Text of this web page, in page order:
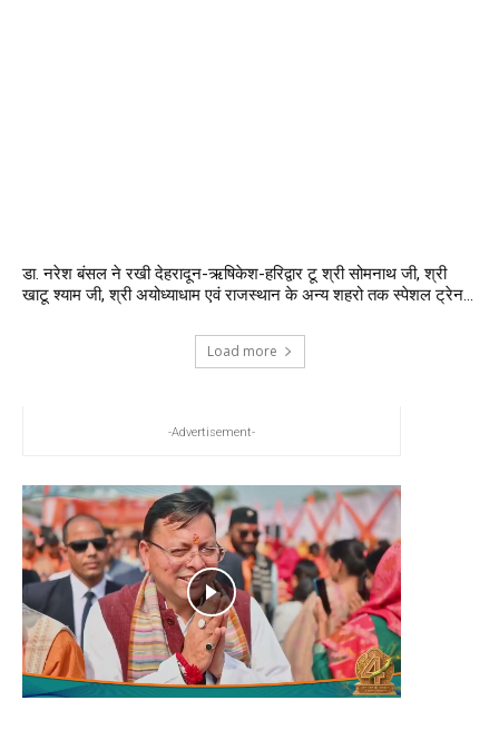
डा. नरेश बंसल ने रखी देहरादून-ऋषिकेश-हरिद्वार टू श्री सोमनाथ जी, श्री
खाटू श्याम जी, श्री अयोध्याधाम एवं राजस्थान के अन्य शहरो तक स्पेशल ट्रेन...
Load more
-Advertisement-